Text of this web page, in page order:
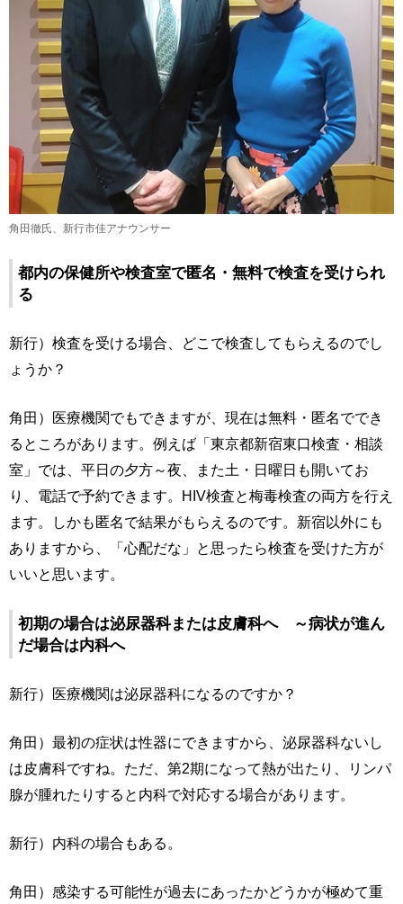
角田徹氏、新行市佳アナウンサー
都内の保健所や検査室で匿名・無料で検査を受けられ
る
新行）検査を受ける場合、どこで検査してもらえるのでし
ょうか？
角田）医療機関でもできますが、現在は無料・匿名ででき
るところがあります。例えば「東京都新宿東口検査・相談
室」では、平日の夕方～夜、また土・日曜日も開いてお
り、電話で予約できます。HIV検査と梅毒検査の両方を行え
ます。しかも匿名で結果がもらえるのです。新宿以外にも
ありますから、「心配だな」と思ったら検査を受けた方が
いいと思います。
初期の場合は泌尿器科または皮膚科へ ～病状が進ん
だ場合は内科へ
新行）医療機関は泌尿器科になるのですか？
角田）最初の症状は性器にできますから、泌尿器科ないし
は皮膚科ですね。ただ、第2期になって熱が出たり、リンパ
腺が腫れたりすると内科で対応する場合があります。
新行）内科の場合もある。
角田）感染する可能性が過去にあったかどうかが極めて重